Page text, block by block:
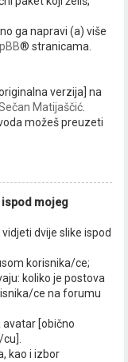
ga napravi (a) više
® stranicama.
verzija] na
Matijaščić
možeš preuzeti
ispod mojeg
dvije slike ispod
korisnika/ce;
koliko je postova
ce na forumu
avatar [obično
kao i izbor